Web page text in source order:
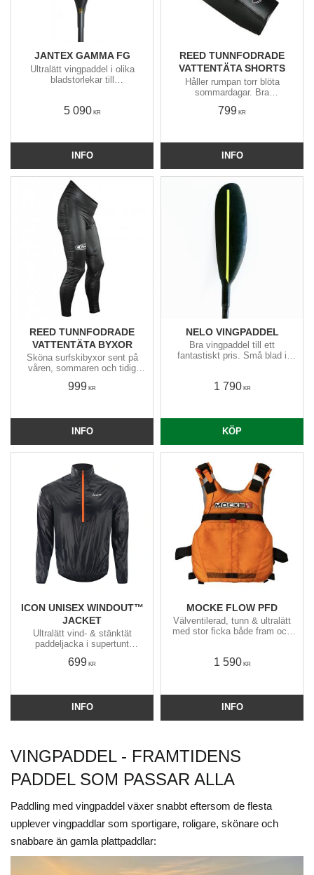
JANTEX GAMMA FG
Ultralätt vingpaddel i olika
bladstorlekar till
Utvecklas och tillverkas för
5 090KR
INFO
REED TUNNFODRADE
VATTENTÄTA SHORTS
Håller rumpan torr blöta
sommardagar. Bra
höfter och höga i ryggen.
799 KR
INFO
REED TUNNFODRADE
VATTENTÄTA BYXOR
Sköna surfskibyxor sent på
våren, sommaren och tidig
samt höga i ryggen.
999 KR
INFO
NELO VINGPADDEL
Bra vingpaddel till ett
fantastiskt pris​. Små blad i
1 790KR
KÖP
ICON UNISEX WINDOUT™
JACKET
Ultralätt vind- & stänktät
paddeljacka i supertunt
knappt blöt och torkar
699 KR
INFO
MOCKE FLOW PFD
Välventilerad, tunn & ultralätt
med stor ficka både fram och
på kroppen.
1 590KR
INFO
VINGPADDEL - FRAMTIDENS
PADDEL SOM PASSAR ALLA
Paddling med vingpaddel växer snabbt eftersom de flesta
upplever vingpaddlar som sportigare, roligare, skönare och
snabbare än gamla plattpaddlar: